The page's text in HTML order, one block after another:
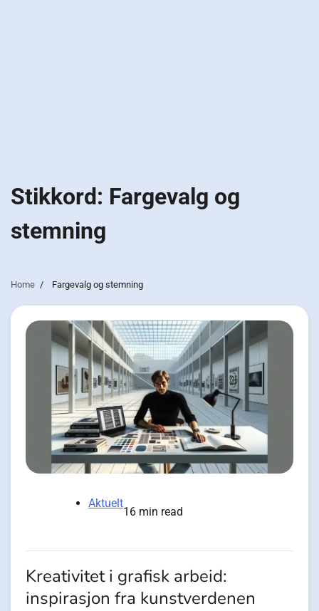
Stikkord: Fargevalg og
stemning
Home Fargevalg og stemning
Aktuelt
16 min read
Kreativitet i grafisk arbeid:
inspirasjon fra kunstverdenen